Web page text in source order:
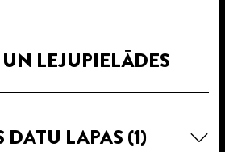
LEJUPIELĀDES
DATU LAPAS (1)